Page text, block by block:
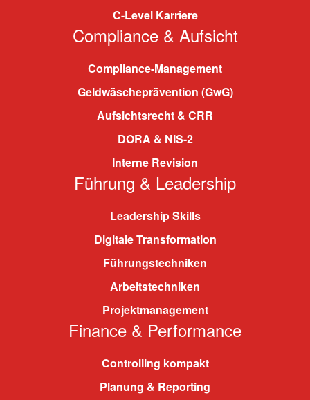
C-Level Karriere
Compliance & Aufsicht
Compliance-Management
Geldwäscheprävention (GwG)
Aufsichtsrecht & CRR
DORA & NIS-2
Interne Revision
Führung & Leadership
Leadership Skills
Digitale Transformation
Führungstechniken
Arbeitstechniken
Projektmanagement
Finance & Performance
Controlling kompakt
Planung & Reporting